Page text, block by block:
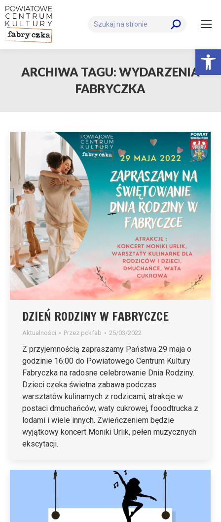
Szukaj:
ARCHIWA TAGU: WYDARZENIA
FABRYCZKA
DZIEŃ RODZINY W FABRYCZCE
Aktualności Przez pckfab 25/03/2022
Z przyjemnością zapraszamy Państwa 29 maja o
godzinie 16:00 do Powiatowego Centrum Kultury
Fabryczka na radosne celebrowanie Dnia Rodziny.
Dzieci czeka świetna zabawa podczas
warsztatów kulinarnych z rodzicami, atrakcje w
postaci dmuchańców, waty cukrowej, fooodtrucka z
lodami i wiele innych. Zwieńczeniem będzie
wyjątkowy koncert Moniki Urlik, pełen muzycznych
ekscytacji.